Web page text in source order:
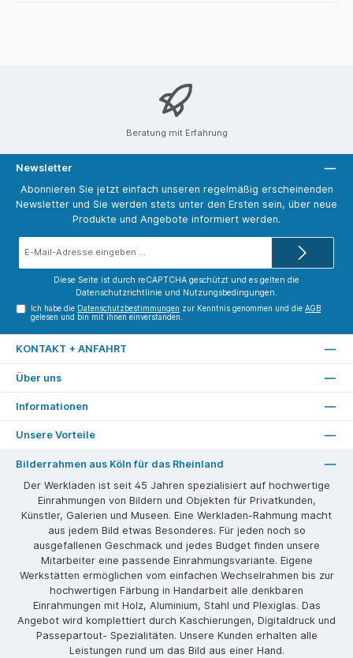
Beratung mit Erfahrung
Newsletter
Abonnieren Sie jetzt einfach unseren regelmäßig erscheinenden
Newsletter und Sie werden stets unter den Ersten sein, über neue
Produkte und Angebote informiert werden.
Diese Seite ist durch reCAPTCHA geschützt und es gelten die
Datenschutzrichtlinie und Nutzungsbedingungen
Ich habe die Datenschutzbestimmungen zur Kenntnis genommen und dieAGB
gelesen und bin mit ihnen einverstanden.
KONTAKT + ANFAHRT
Über uns
Informationen
Unsere Vorteile
Bilderrahmen aus Köln für das Rheinland
Der Werkladen ist seit 45 Jahren spezialisiert auf hochwertige
Einrahmungen von Bildern und Objekten für Privatkunden,
Künstler, Galerien und Museen. Eine Werkladen-Rahmung macht
aus jedem Bild etwas Besonderes. Für jeden noch so
ausgefallenen Geschmack und jedes Budget finden unsere
Mitarbeiter eine passende Einrahmungsvariante. Eigene
Werkstätten ermöglichen vom einfachen Wechselrahmen bis zur
hochwertigen Färbung in Handarbeit alle denkbaren
Einrahmungen mit Holz, Aluminium, Stahl und Plexiglas. Das
Angebot wird komplettiert durch Kaschierungen, Digitaldruck und
Passepartout- Spezialitäten. Unsere Kunden erhalten alle
Leistungen rund um das Bild aus einer Hand.